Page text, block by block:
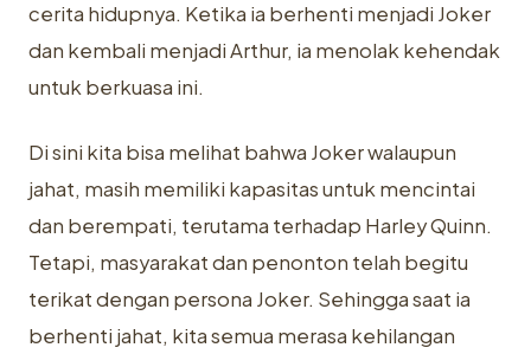
cerita hidupnya. Ketika ia berhenti menjadi Joker
dan kembali menjadi Arthur, ia menolak kehendak
untuk berkuasa ini.
Di sini kita bisa melihat bahwa Joker walaupun
jahat, masih memiliki kapasitas untuk mencintai
dan berempati, terutama terhadap Harley Quinn.
Tetapi, masyarakat dan penonton telah begitu
terikat dengan persona Joker. Sehingga saat ia
berhenti jahat, kita semua merasa kehilangan